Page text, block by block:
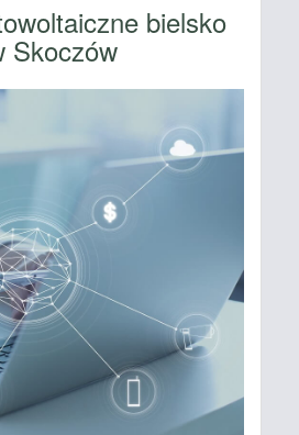
bielsko
Skoczów